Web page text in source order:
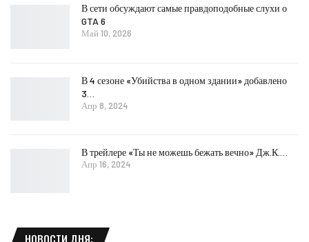
В сети обсуждают самые правдоподобные слухи о
GTA 6
Май 10, 2026
В 4 сезоне «Убийства в одном здании» добавлено
3…
Апр 8, 2024
В трейлере «Ты не можешь бежать вечно» Дж.К.…
Апр 16, 2024
НОВОСТИ ДНЯ: